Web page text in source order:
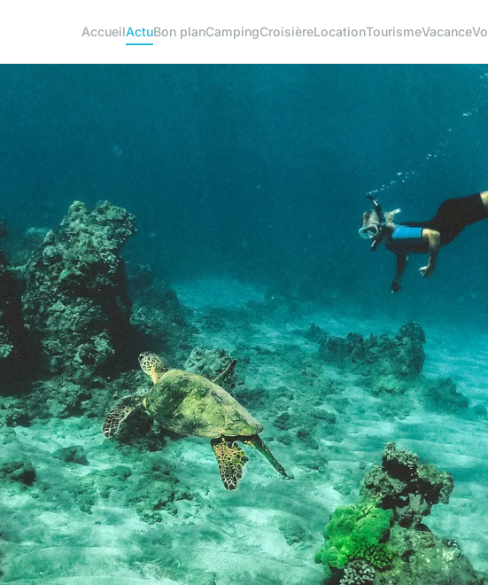
AccueilActuBon planCampingCroisièreLocationTourismeVacance